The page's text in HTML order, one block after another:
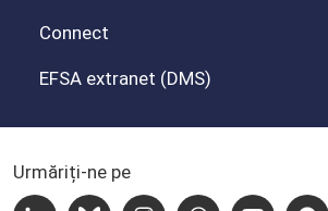
Connect
EFSA extranet (DMS)
Urmăriți-ne pe